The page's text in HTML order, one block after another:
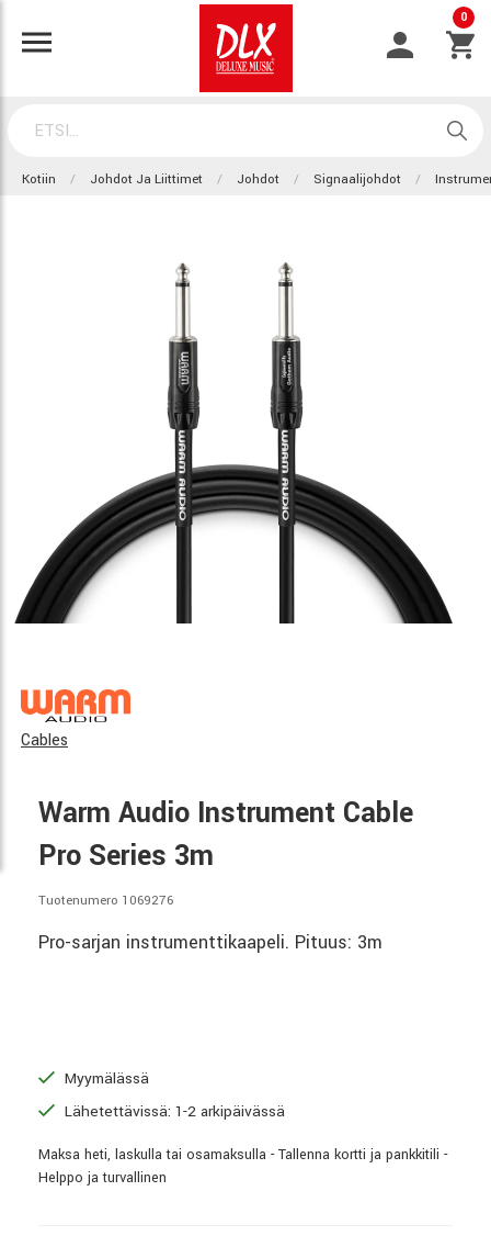
0
Kotiin Johdot Ja Liittimet Johdot Signaalijohdot
Cables
Warm Audio Instrument Cable
Pro Series 3m
Tuotenumero 1069276
Pro-sarjan instrumenttikaapeli. Pituus: 3m
Myymälässä
Lähetettävissä: 1-2 arkipäivässä
Maksa heti, laskulla tai osamaksulla - Tallenna kortti ja pankkitili -
Helppo ja turvallinen